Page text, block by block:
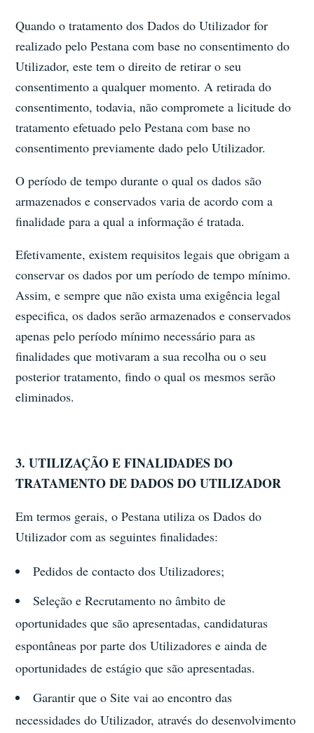
Quando o tratamento dos Dados do Utilizador for
realizado pelo Pestana com base no consentimento do
Utilizador, este tem o direito de retirar o seu
consentimento a qualquer momento. A retirada do
consentimento, todavia, não compromete a licitude do
tratamento efetuado pelo Pestana com base no
consentimento previamente dado pelo Utilizador.
O período de tempo durante o qual os dados são
armazenados e conservados varia de acordo com a
finalidade para a qual a informação é tratada.
Efetivamente, existem requisitos legais que obrigam a
conservar os dados por um período de tempo mínimo.
Assim, e sempre que não exista uma exigência legal
especifica, os dados serão armazenados e conservados
apenas pelo período mínimo necessário para as
finalidades que motivaram a sua recolha ou o seu
posterior tratamento, findo o qual os mesmos serão
eliminados.
3. UTILIZAÇÃO E FINALIDADES DO
TRATAMENTO DE DADOS DO UTILIZADOR
Em termos gerais, o Pestana utiliza os Dados do
Utilizador com as seguintes finalidades:
Pedidos de contacto dos Utilizadores;
Seleção e Recrutamento no âmbito de
oportunidades que são apresentadas, candidaturas
espontâneas por parte dos Utilizadores e ainda de
oportunidades de estágio que são apresentadas.
Garantir que o Site vai ao encontro das
necessidades do Utilizador, através do desenvolvimento